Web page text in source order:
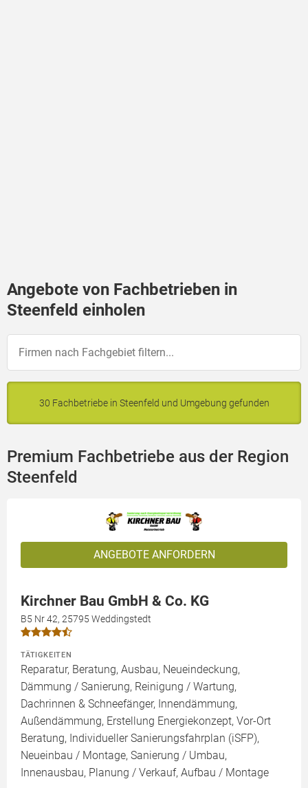
Angebote von Fachbetrieben in
Steenfeld einholen
30 Fachbetriebe in Steenfeld und Umgebung gefunden
Premium Fachbetriebe aus der Region
Steenfeld
ANGEBOTE ANFORDERN
Kirchner Bau GmbH & Co. KG
B5 Nr 42, 25795 Weddingstedt
TÄTIGKEITEN
Reparatur, Beratung, Ausbau, Neueindeckung,
Dämmung / Sanierung, Reinigung / Wartung,
Dachrinnen & Schneefänger, Innendämmung,
Außendämmung, Erstellung Energiekonzept, Vor-Ort
Beratung, Individueller Sanierungsfahrplan (iSFP),
Neueinbau / Montage, Sanierung / Umbau,
Innenausbau, Planung / Verkauf, Aufbau / Montage